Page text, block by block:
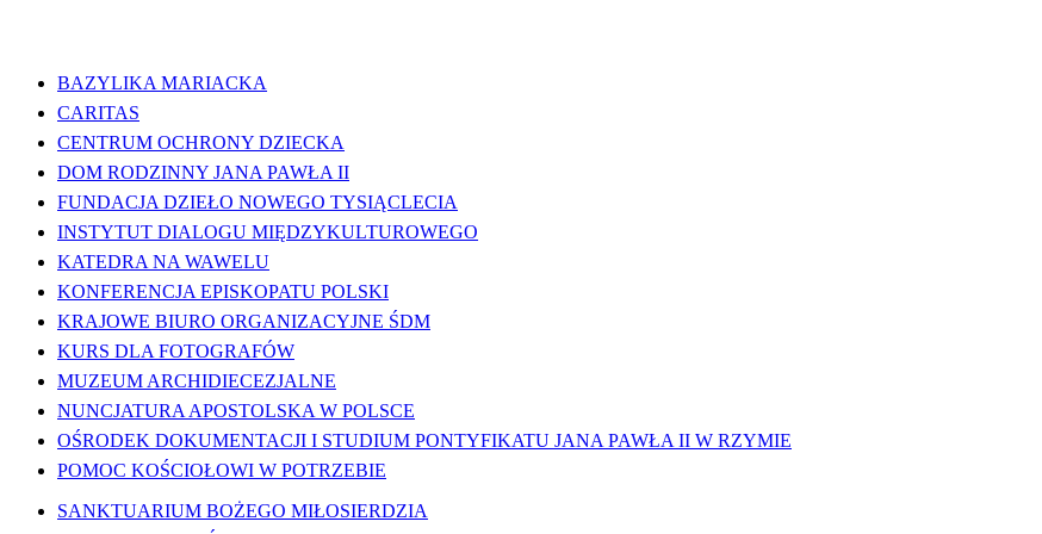
BAZYLIKA MARIACKA
CARITAS
CENTRUM OCHRONY DZIECKA
DOM RODZINNY JANA PAWŁA II
FUNDACJA DZIEŁO NOWEGO TYSIĄCLECIA
INSTYTUT DIALOGU MIĘDZYKULTUROWEGO
KATEDRA NA WAWELU
KONFERENCJA EPISKOPATU POLSKI
KRAJOWE BIURO ORGANIZACYJNE ŚDM
KURS DLA FOTOGRAFÓW
MUZEUM ARCHIDIECEZJALNE
NUNCJATURA APOSTOLSKA W POLSCE
OŚRODEK DOKUMENTACJI I STUDIUM PONTYFIKATU JANA PAWŁA II W RZYMIE
POMOC KOŚCIOŁOWI W POTRZEBIE
SANKTUARIUM BOŻEGO MIŁOSIERDZIA